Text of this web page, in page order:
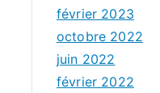
février 2023
octobre 2022
juin 2022
février 2022